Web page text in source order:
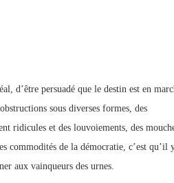
d’être persuadé que le destin est en
sous diverses formes, des
ridicules et des louvoiements, des
commodités de la démocratie, c’est qu’il
aux vainqueurs des urnes.